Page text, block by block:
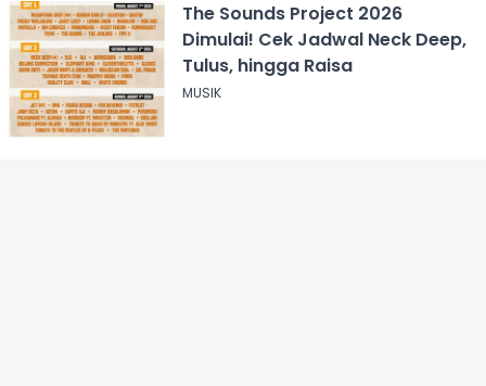
The Sounds Project 2026
Dimulai! Cek Jadwal Neck Deep,
Tulus, hingga Raisa
MUSIK